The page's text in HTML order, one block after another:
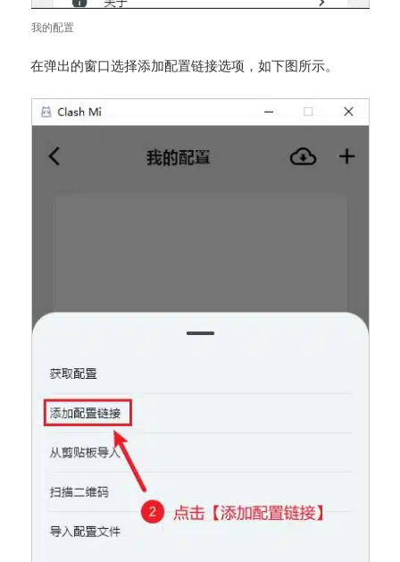
我的配置
在弹出的窗口选择添加配置链接选项，如下图所示。